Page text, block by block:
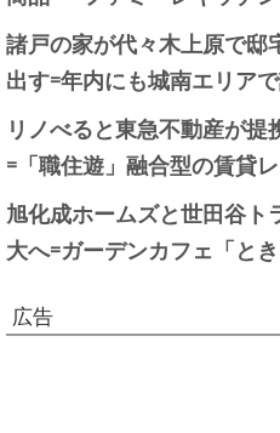
諸戸の家が代々木上原で邸
出す=年内にも城南エリア
リノべると東急不動産が
=「職住遊」融合型の賃貸
旭化成ホームズと世田谷
大へ=ガーデンカフェ「と
広告